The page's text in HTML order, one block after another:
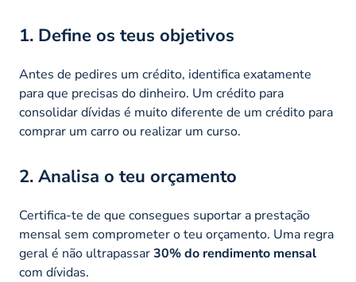
1. Define os teus objetivos
Antes de pedires um crédito, identifica exatamente
para que precisas do dinheiro. Um crédito para
consolidar dívidas é muito diferente de um crédito para
comprar um carro ou realizar um curso.
2. Analisa o teu orçamento
Certifica-te de que consegues suportar a prestação
mensal sem comprometer o teu orçamento. Uma regra
geral é não ultrapassar30% do rendimento mensal
com dívidas.